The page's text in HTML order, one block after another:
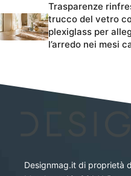
Trasparenze
trucco del vetro
plexiglass per
l’arredo nei mesi
Designmag.it di proprietà